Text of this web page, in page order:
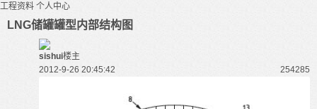
工程资料 个人中心
LNG储罐罐型内部结构图
sishui楼主
2012-9-26 20:45:42
254285